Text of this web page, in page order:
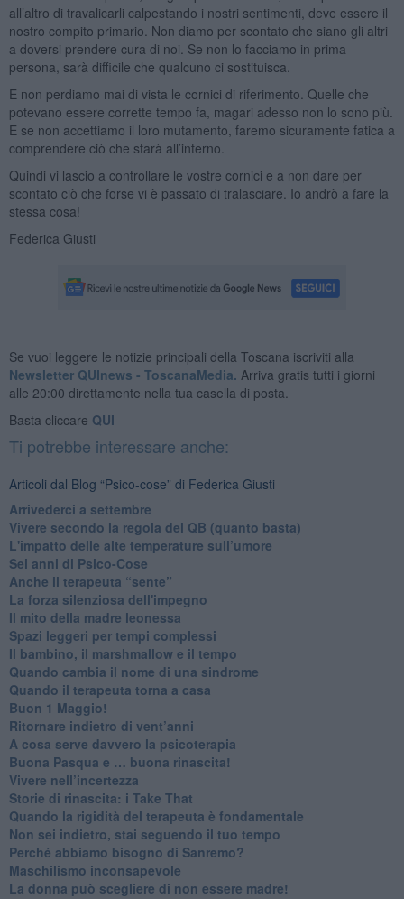
all’altro di travalicarli calpestando i nostri sentimenti, deve essere il
nostro compito primario. Non diamo per scontato che siano gli altri
a doversi prendere cura di noi. Se non lo facciamo in prima
persona, sarà difficile che qualcuno ci sostituisca.
E non perdiamo mai di vista le cornici di riferimento. Quelle che
potevano essere corrette tempo fa, magari adesso non lo sono più.
E se non accettiamo il loro mutamento, faremo sicuramente fatica a
comprendere ciò che starà all’interno.
Quindi vi lascio a controllare le vostre cornici e a non dare per
scontato ciò che forse vi è passato di tralasciare. Io andrò a fare la
stessa cosa!
Federica Giusti
Se vuoi leggere le notizie principali della Toscana iscriviti alla
Newsletter QUInews - ToscanaMedia. Arriva gratis tutti i giorni
alle 20:00 direttamente nella tua casella di posta.
Basta cliccare QUI
Ti potrebbe interessare anche:
Articoli dal Blog “Psico-cose” di Federica Giusti
​Arrivederci a settembre
​Vivere secondo la regola del QB (quanto basta)
​L'impatto delle alte temperature sull’umore
Sei anni di Psico-Cose
​Anche il terapeuta “sente”
​La forza silenziosa dell'impegno
​Il mito della madre leonessa
Spazi leggeri per tempi complessi
Il bambino, il marshmallow e il tempo
​Quando cambia il nome di una sindrome
​Quando il terapeuta torna a casa
​Buon 1 Maggio!
Ritornare indietro di vent’anni
​A cosa serve davvero la psicoterapia
​Buona Pasqua e … buona rinascita!
​Vivere nell’incertezza
​Storie di rinascita: i Take That
​Quando la rigidità del terapeuta è fondamentale
​Non sei indietro, stai seguendo il tuo tempo
​Perché abbiamo bisogno di Sanremo?
​Maschilismo inconsapevole
​La donna può scegliere di non essere madre!